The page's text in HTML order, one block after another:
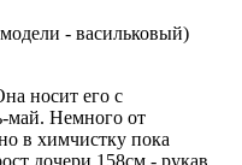
- васильковый)
носит его с
май. Немного от
в химчистку пока